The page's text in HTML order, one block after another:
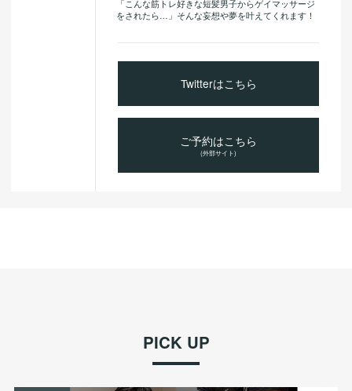
「こんな筋トレ好きな短髪男子からゲイマッサージ
をされたら…」そんな妄想や夢を叶えてくれます！
Twitterはこちら
ご予約はこちら
(外部サイト)
PICK UP